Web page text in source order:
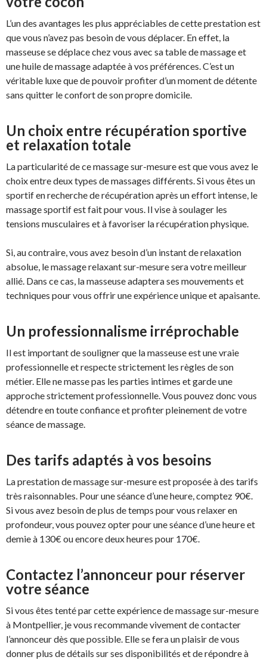
L’un des avantages les plus appréciables de cette prestation est
que vous n’avez pas besoin de vous déplacer. En effet, la
masseuse se déplace chez vous avec sa table de massage et
une huile de massage adaptée à vos préférences. C’est un
véritable luxe que de pouvoir profiter d’un moment de détente
sans quitter le confort de son propre domicile.
Un choix entre récupération sportive
et relaxation totale
La particularité de ce massage sur-mesure est que vous avez le
choix entre deux types de massages différents. Si vous êtes un
sportif en recherche de récupération après un effort intense, le
massage sportif est fait pour vous. Il vise à soulager les
tensions musculaires et à favoriser la récupération physique.
Si, au contraire, vous avez besoin d’un instant de relaxation
absolue, le massage relaxant sur-mesure sera votre meilleur
allié. Dans ce cas, la masseuse adaptera ses mouvements et
techniques pour vous offrir une expérience unique et apaisante.
Un professionnalisme irréprochable
Il est important de souligner que la masseuse est une vraie
professionnelle et respecte strictement les règles de son
métier. Elle ne masse pas les parties intimes et garde une
approche strictement professionnelle. Vous pouvez donc vous
détendre en toute confiance et profiter pleinement de votre
séance de massage.
Des tarifs adaptés à vos besoins
La prestation de massage sur-mesure est proposée à des tarifs
très raisonnables. Pour une séance d’une heure, comptez 90€.
Si vous avez besoin de plus de temps pour vous relaxer en
profondeur, vous pouvez opter pour une séance d’une heure et
demie à 130€ ou encore deux heures pour 170€.
Contactez l’annonceur pour réserver
votre séance
Si vous êtes tenté par cette expérience de massage sur-mesure
à Montpellier, je vous recommande vivement de contacter
l’annonceur dès que possible. Elle se fera un plaisir de vous
donner plus de détails sur ses disponibilités et de répondre à